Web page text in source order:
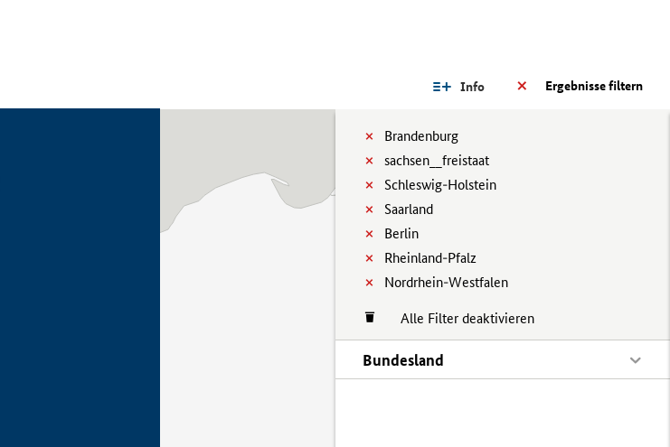
Ergebnisse filtern
Info
Brandenburg
sachsen__freistaat
Schleswig-Holstein
Saarland
Berlin
Rheinland-Pfalz
Nordrhein-Westfalen
Alle Filter deaktivieren
Bundesland